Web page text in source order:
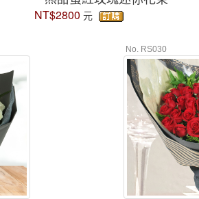
NT$2800 元
No. RS030